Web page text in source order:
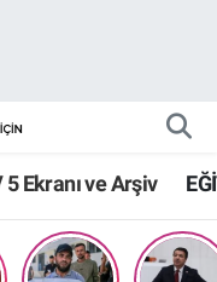
5 Ekranı ve Arşiv